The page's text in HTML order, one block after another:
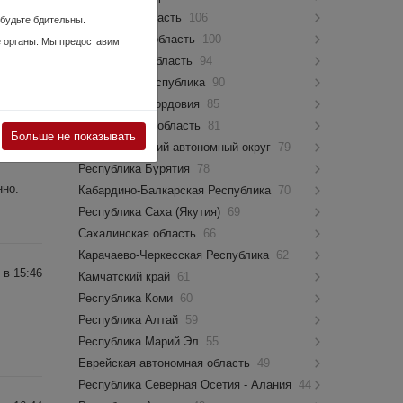
в 10:24
15:46
бдительны.
органы. Мы предоставим
Больше не показывать
Псковская область
106
Костромская область
100
Мурманская область
94
Чувашская Республика 90
Республика Мордовия
85
Новгородская область
81
Ямало-Ненецкий автономный округ 79
Республика Бурятия
78
Кабардино-Балкарская Республика 70
Республика Саха (Якутия) 69
Сахалинская область
66
Карачаево-Черкесская Республика 62
Камчатский край 61
Республика Коми 60
Республика Алтай 59
Республика Марий Эл
55
Еврейская автономная область
49
Республика Северная Осетия - Алания
44